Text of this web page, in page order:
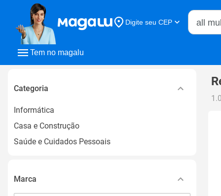
Tem no magalu
Digite seu CEP
Buscar
Categoria
Informática
Casa e Construção
Saúde e Cuidados Pessoais
Marca